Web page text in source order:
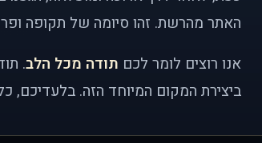
האתר מהרשת. זהו סיומה של תקופה
אנו רוצים לומר לכם תודה מכל הלב.
ביצירת המקום המיוחד הזה. בלעדיכם,